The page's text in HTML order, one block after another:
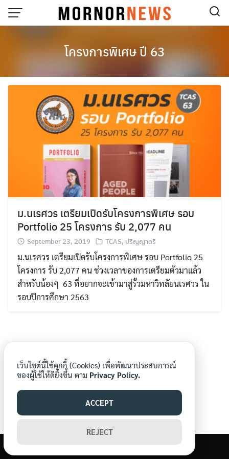
Skip
โครงการพิเศษ ปี 63
ม.นเรศวร เตรียมเปิดรับโครงการพิเศษ รอบ
Portfolio 25 โครงการ รับ 2,077 คน
September 23, 2019 TCAS, ปริญญาตรี
ม.นเรศวร เตรียมเปิดรับโครงการพิเศษ รอบ Portfolio 25
โครงการ รับ 2,077 คน ช่วงเวลาของการเตรียมตัวมาแล้ว
สำหรับน้องๆ 63 ที่อยากจะเข้ามาสู่รั้วมหาวิทลัยนเรศวร ใน
รอบปีการศึกษา 2563
เว็บไซต์นี้ใช้คุกกี้ (Cookies) เพื่อพัฒนาประสบการณ์
ของผู้ใช้ให้ดียิ่งขึ้น ตาม Privacy Policy.
ACCEPT
REJECT